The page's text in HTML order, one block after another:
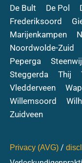
De Bult
De Pol
Frederiksoord
Marijenkampen
Noordwolde-Zuid
Peperga
Steggerda
Thij
Vledderveen
Willemsoord
Zuidveen
Privacy (AVG) /